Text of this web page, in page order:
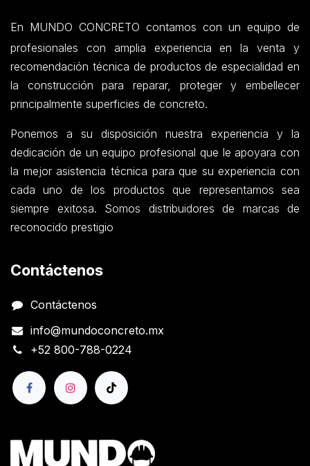
En MUNDO CONCRETO contamos con un equipo de
profesionales con amplia experiencia en la venta y
recomendación técnica de productos de especialidad en
la construcción para reparar, proteger y embellecer
principalmente superficies de concreto.
Ponemos a su disposición nuestra experiencia y la
dedicación de un equipo profesional que le apoyara con
la mejor asistencia técnica para que su experiencia con
cada uno de los productos que representamos sea
siempre exitosa. Somos distribuidores de marcas de
reconocido prestigio
Contáctenos
Contáctenos
info@mundoconcreto.mx
+52 800-788-0224